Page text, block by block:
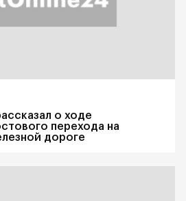
о ходе
перехода на
дороге